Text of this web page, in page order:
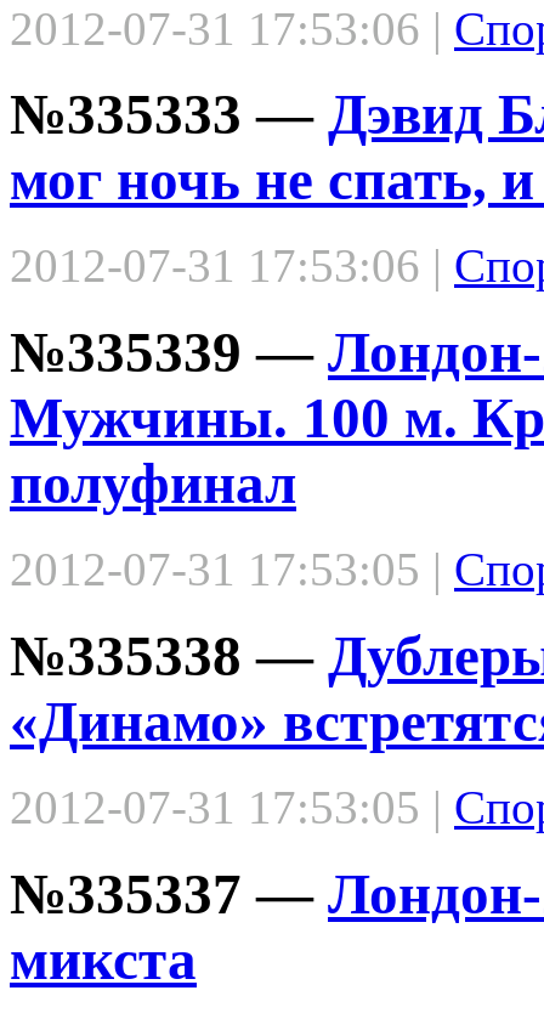
2012-07-31 17:53:06 |
№335333 — Дэвид
мог ночь не спать,
2012-07-31 17:53:06 |
№335339 —
Мужчины. 100 м.
полуфинал
2012-07-31 17:53:05 |
№335338 —
«Динамо»
2012-07-31 17:53:05 |
№335337 —
микста